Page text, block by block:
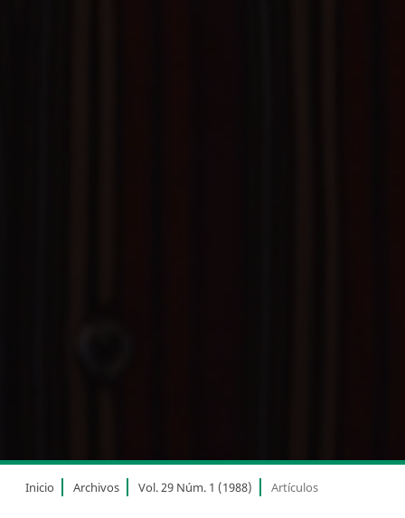
Inicio Archivos Vol. 29 Núm. 1 (1988) Artículos